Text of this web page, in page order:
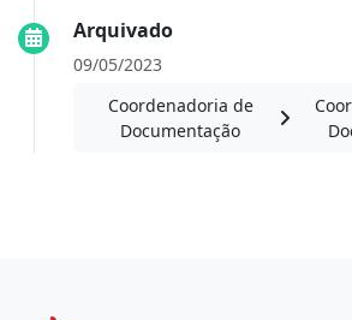
Arquivado
09/05/2023
Coordenadoria de
Documentação